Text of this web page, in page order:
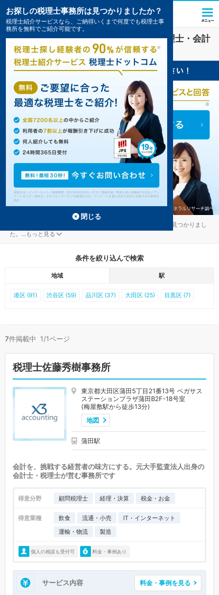
梅屋敷駅(東京都)の税金・お金を扱う税理士・会計
事務所の一覧7件掲載中
大田区の梅屋敷駅の税金・お金対策を扱う税理士事務所が7件見つかりまし
た。 ...もっと見る
条件を絞り込んで検索
地域 駅
港区 (91) 渋谷区 (59) 品川区 (37) 大田区 (25) 目黒区 (7)
7件掲載中 1/1ページ
税理士佐藤秀樹事務所
東京都大田区蒲田5丁目21番13号 ペガサス
ステーションプラザ蒲田B2F-18号室
(梅屋敷駅から徒歩13分)
地図
蒲田駅
会計を、挑戦する経営者の味方にする。元大手監査法人出身の
会計士・税理士が営む事務所です
得意分野 顧問税理士 経理・決算 税金・お金
得意業種 飲食 流通・小売
IT・インターネット
運輸・物流
製造
個人の相談も受付可 料金・事例あり
サービス内容 料金・事例を見る
お探しの税理士事務所は見つかりましたか？
税理士紹介サービスなら、ご納得いくまで何度でも税理士事
務所を無料でご紹介可能です。
閉じる